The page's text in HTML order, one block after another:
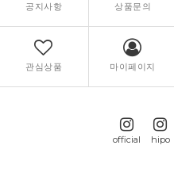
공지사항 상품문의
관심상품 마이페이지
official hipo